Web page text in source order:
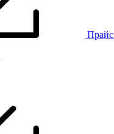
Прайс